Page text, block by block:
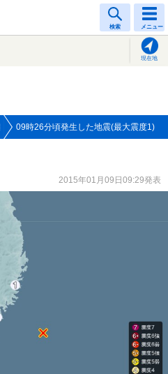
検索 メニュー
現在地
09時26分頃発生した地震(最大震度1)
2015年01月09日09:29発表